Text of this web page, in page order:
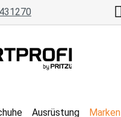
Ausrüstung Marken